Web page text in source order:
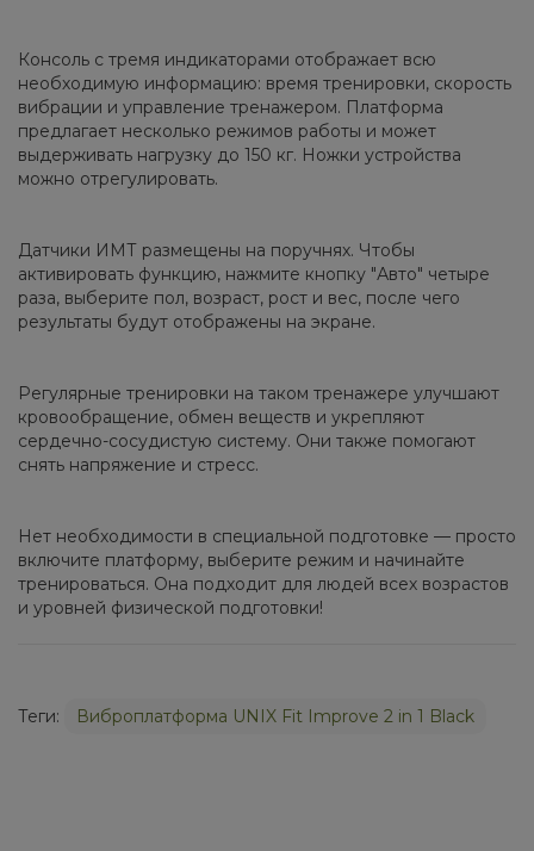
Консоль с тремя индикаторами отображает всю
необходимую информацию: время тренировки, скорость
вибрации и управление тренажером. Платформа
предлагает несколько режимов работы и может
выдерживать нагрузку до 150 кг. Ножки устройства
можно отрегулировать.
Датчики ИМТ размещены на поручнях. Чтобы
активировать функцию, нажмите кнопку "Авто" четыре
раза, выберите пол, возраст, рост и вес, после чего
результаты будут отображены на экране.
Регулярные тренировки на таком тренажере улучшают
кровообращение, обмен веществ и укрепляют
сердечно-сосудистую систему. Они также помогают
снять напряжение и стресс.
Нет необходимости в специальной подготовке — просто
включите платформу, выберите режим и начинайте
тренироваться. Она подходит для людей всех возрастов
и уровней физической подготовки!
Теги: Виброплатформа UNIX Fit Improve 2 in 1 Black